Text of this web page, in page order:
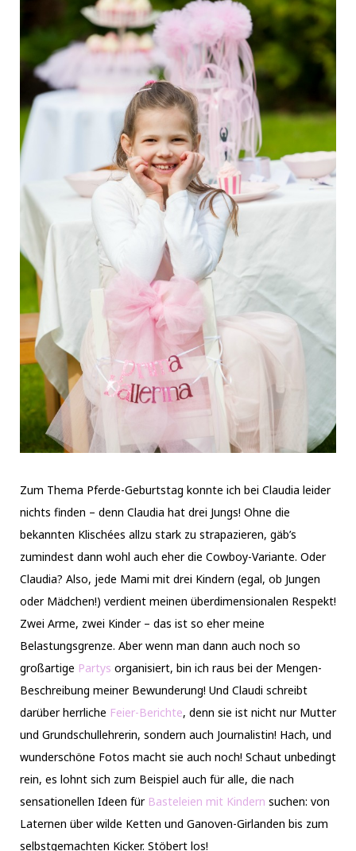
Zum Thema Pferde-Geburtstag konnte ich bei Claudia leider
nichts finden – denn Claudia hat drei Jungs! Ohne die
bekannten Klischées allzu stark zu strapazieren, gäb’s
zumindest dann wohl auch eher die Cowboy-Variante. Oder
Claudia? Also, jede Mami mit drei Kindern (egal, ob Jungen
oder Mädchen!) verdient meinen überdimensionalen Respekt!
Zwei Arme, zwei Kinder – das ist so eher meine
Belastungsgrenze. Aber wenn man dann auch noch so
großartige Partys organisiert, bin ich raus bei der Mengen-
Beschreibung meiner Bewunderung! Und Claudi schreibt
darüber herrliche Feier-Berichte, denn sie ist nicht nur Mutter
und Grundschullehrerin, sondern auch Journalistin! Hach, und
wunderschöne Fotos macht sie auch noch! Schaut unbedingt
rein, es lohnt sich zum Beispiel auch für alle, die nach
sensationellen Ideen für Basteleien mit Kindern suchen: von
Laternen über wilde Ketten und Ganoven-Girlanden bis zum
selbstgemachten Kicker. Stöbert los!